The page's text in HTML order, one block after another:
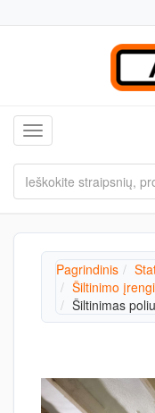
Toggle navigation
Pagrindinis
Šiltinimo
Šiltinimas